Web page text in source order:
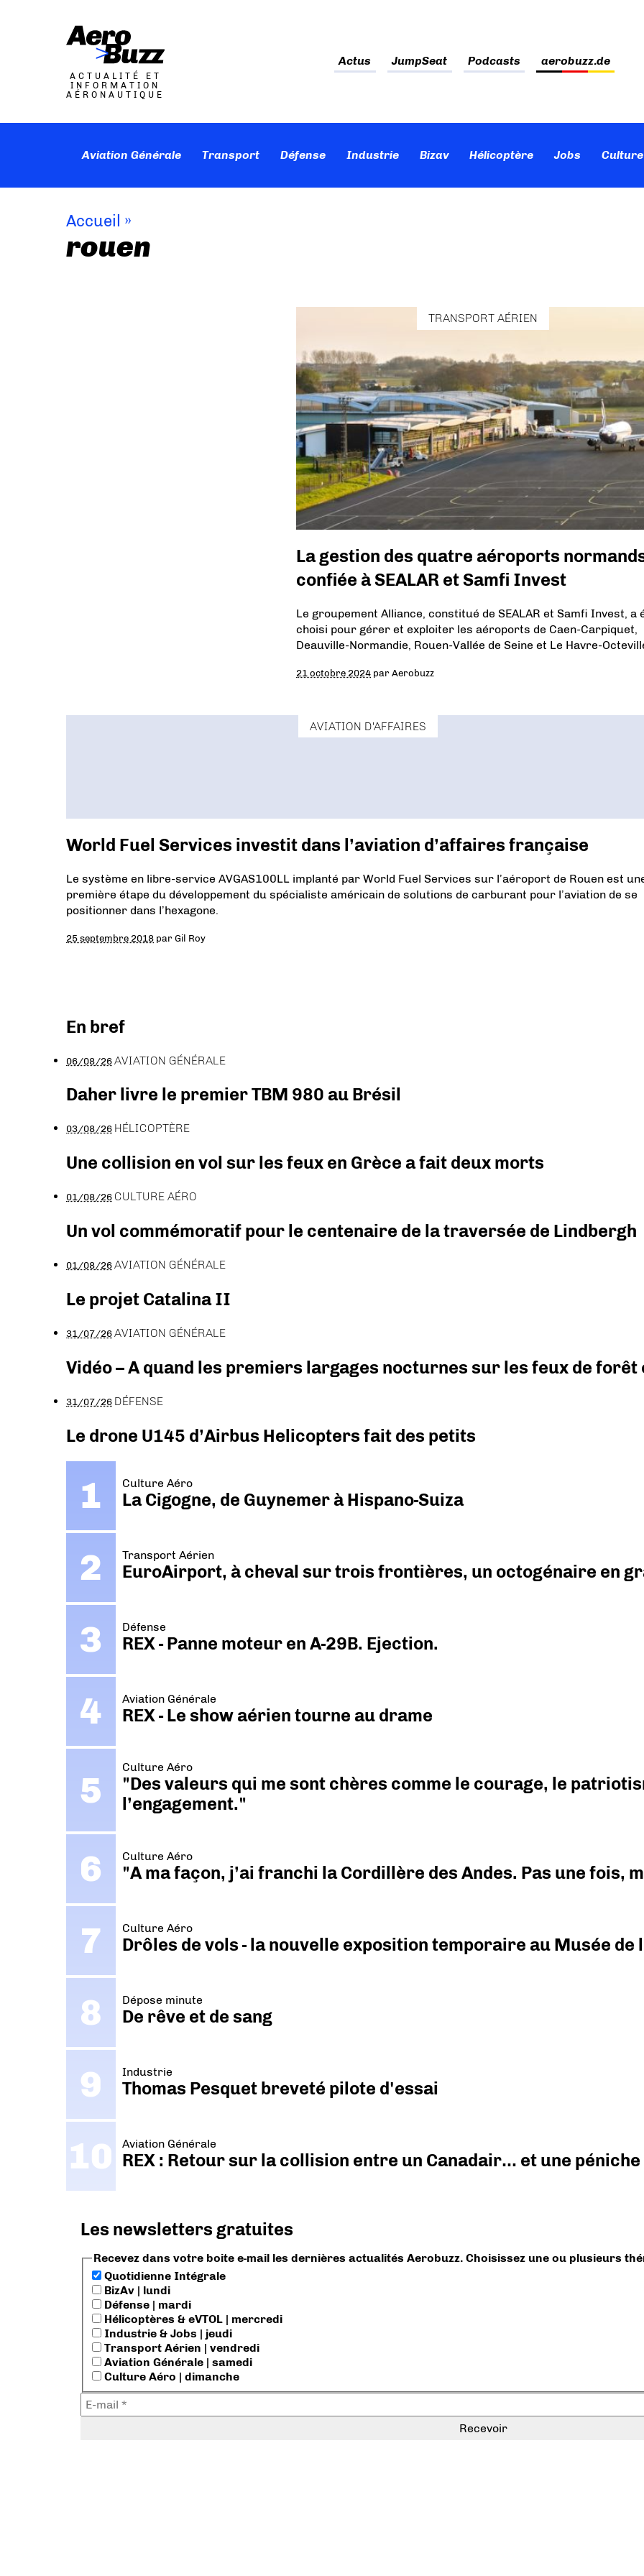
ACTUALITÉ ET
INFORMATION
AÉRONAUTIQUE
Actus JumpSeat Podcasts aerobuzz.de
Aviation Générale Transport Défense Industrie Bizav Hélicoptère Jobs
Accueil »
rouen
TRANSPORT AÉRIEN
La gestion des quatre aéroports
confiée à SEALAR et Samfi Invest
Le groupement Alliance, constitué de SEALAR et Samfi Invest, a
choisi pour gérer et exploiter les aéroports de Caen-Carpiquet,
Deauville-Normandie, Rouen-Vallée de Seine et Le Havre-
21 octobre 2024 parAerobuzz
AVIATION D'AFFAIRES
World Fuel Services investit dans l’aviation d’affaires française
Le système en libre-service AVGAS100LL implanté par World Fuel Services sur l’aéroport de Rouen est
première étape du développement du spécialiste américain de solutions de carburant pour l’aviation de se
positionner dans l’hexagone.
25 septembre 2018 parGil Roy
En bref
06/08/26AVIATION GÉNÉRALE
Daher livre le premier TBM 980 au Brésil
03/08/26 HÉLICOPTÈRE
Une collision en vol sur les feux en Grèce a fait deux morts
01/08/26 CULTURE AÉRO
Un vol commémoratif pour le centenaire de la traversée de Lindbergh
01/08/26AVIATION GÉNÉRALE
Le projet Catalina II
31/07/26AVIATION GÉNÉRALE
Vidéo – A quand les premiers largages nocturnes sur les feux de forêt
31/07/26 DÉFENSE
Le drone U145 d’Airbus Helicopters fait des petits
Culture Aéro
La Cigogne, de Guynemer à Hispano-Suiza
Transport Aérien
EuroAirport, à cheval sur trois frontières, un octogénaire en
Défense
REX - Panne moteur en A-29B. Ejection.
Aviation Générale
REX - Le show aérien tourne au drame
Culture Aéro
"Des valeurs qui me sont chères comme le courage, le
l’engagement."
Culture Aéro
"A ma façon, j’ai franchi la Cordillère des Andes. Pas une fois,
Culture Aéro
Drôles de vols - la nouvelle exposition temporaire au Musée de
Dépose minute
De rêve et de sang
Industrie
Thomas Pesquet breveté pilote d'essai
Aviation Générale
REX : Retour sur la collision entre un Canadair… et une péniche
Les newsletters gratuites
Recevez dans votre boite e-mail les dernières actualités Aerobuzz. Choisissez une ou plusieurs
Quotidienne Intégrale
BizAv | lundi
Défense | mardi
Hélicoptères & eVTOL | mercredi
Industrie & Jobs | jeudi
Transport Aérien | vendredi
Aviation Générale | samedi
Culture Aéro | dimanche